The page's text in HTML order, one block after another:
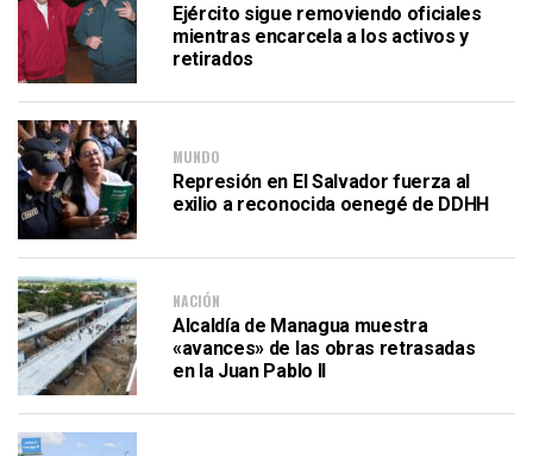
Ejército sigue removiendo oficiales
mientras encarcela a los activos y
retirados
MUNDO
Represión en El Salvador fuerza al
exilio a reconocida oenegé de DDHH
NACIÓN
Alcaldía de Managua muestra
«avances» de las obras retrasadas
en la Juan Pablo II